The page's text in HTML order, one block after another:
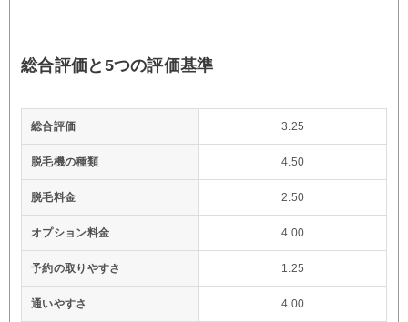
総合評価と5つの評価基準
総合評価 3.25
脱毛機の種類 4.50
脱毛料金 2.50
オプション料金 4.00
予約の取りやすさ 1.25
通いやすさ 4.00